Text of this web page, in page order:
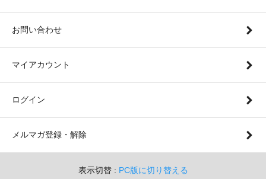
お問い合わせ
マイアカウント
ログイン
メルマガ登録・解除
表示切替 : PC版に切り替える